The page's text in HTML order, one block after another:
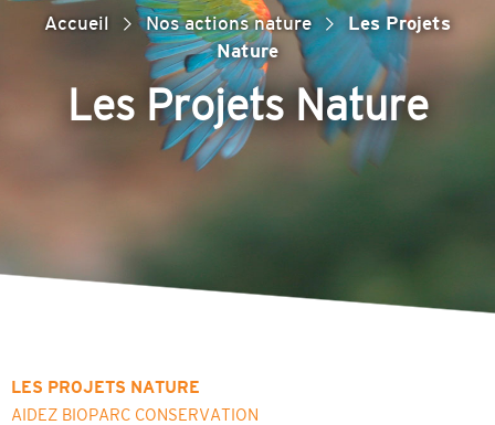
Accueil Nos actions nature
Les Projets
Nature
Les Projets Nature
LES PROJETS NATURE
AIDEZ BIOPARC CONSERVATION